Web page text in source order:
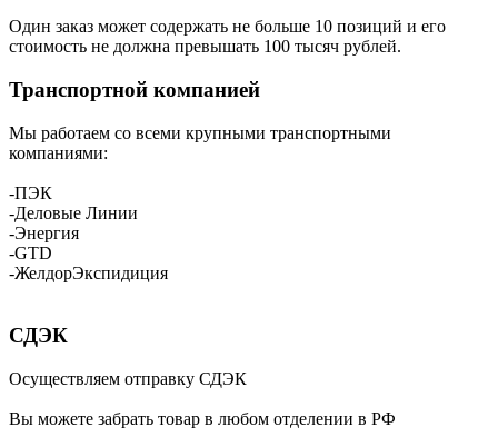
Один заказ может содержать не больше 10 позиций и его
стоимость не должна превышать 100 тысяч рублей.
Транспортной компанией
Мы работаем со всеми крупными транспортными
компаниями:
-ПЭК
-Деловые Линии
-Энергия
-GTD
-ЖелдорЭкспидиция
СДЭК
Осуществляем отправку СДЭК
Вы можете забрать товар в любом отделении в РФ